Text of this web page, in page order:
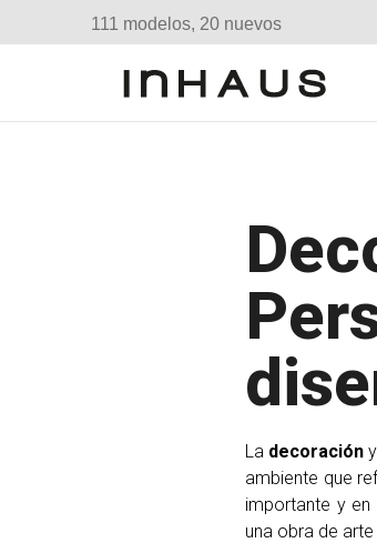
111 modelos, 20 nuevos
La decoración
ambiente que
importante y
una obra de